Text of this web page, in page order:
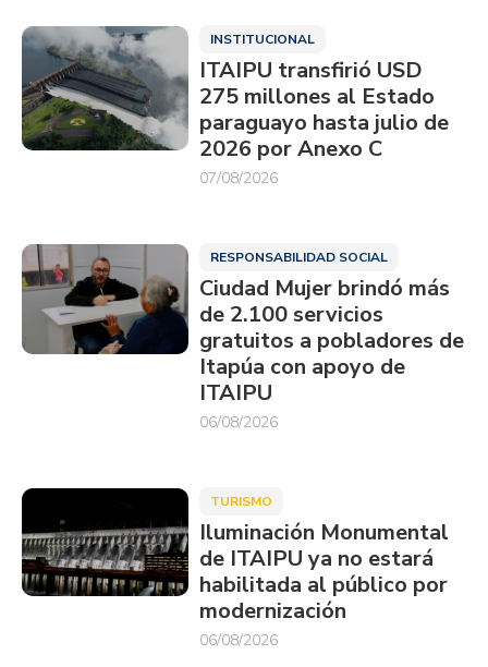
INSTITUCIONAL
ITAIPU transfirió USD
275 millones al Estado
paraguayo hasta julio de
2026 por Anexo C
07/08/2026
RESPONSABILIDAD SOCIAL
Ciudad Mujer brindó más
de 2.100 servicios
gratuitos a pobladores de
Itapúa con apoyo de
ITAIPU
06/08/2026
TURISMO
Iluminación Monumental
de ITAIPU ya no estará
habilitada al público por
modernización
06/08/2026